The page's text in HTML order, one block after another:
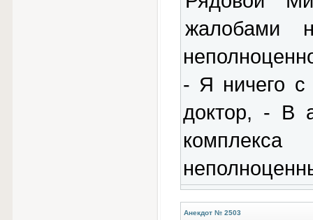
жалобами
- Я ничего с
доктор, - В
Анекдот № 2503